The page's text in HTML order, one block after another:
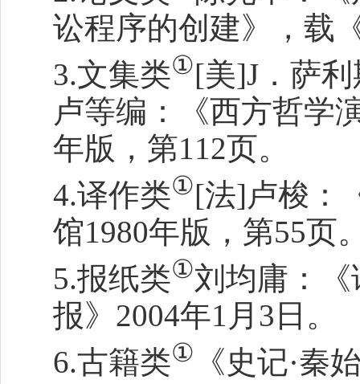
讼程序的创建》，载
3.文集类①[美]J．萨
卢等编：《西方哲学
年版，第112页。
4.译作类①[法]卢梭：
馆1980年版，第55页
5.报纸类①刘均庸：
报》2004年1月3日。
6.古籍类①
《史记·秦